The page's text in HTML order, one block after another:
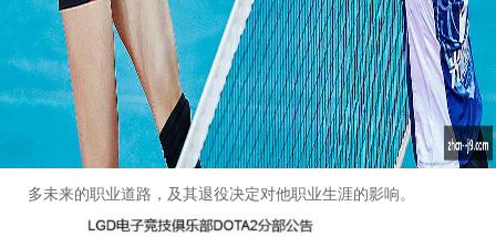
问题也牵动着无数人的心绪。文章将从四个方面来分析费南多的
退役传闻：首先，分析费南多退役传闻的背景；其次，探讨专家
对于费南多未来动向的分析；再者，分析费南多的职业生涯走向
及可能的退役时机；最后，结合费南多的职业生涯特点，讨论他
未来的可能选择。通过这些分析，读者可以更加清晰地看到费南
多未来的职业道路，及其退役决定对他职业生涯的影响。